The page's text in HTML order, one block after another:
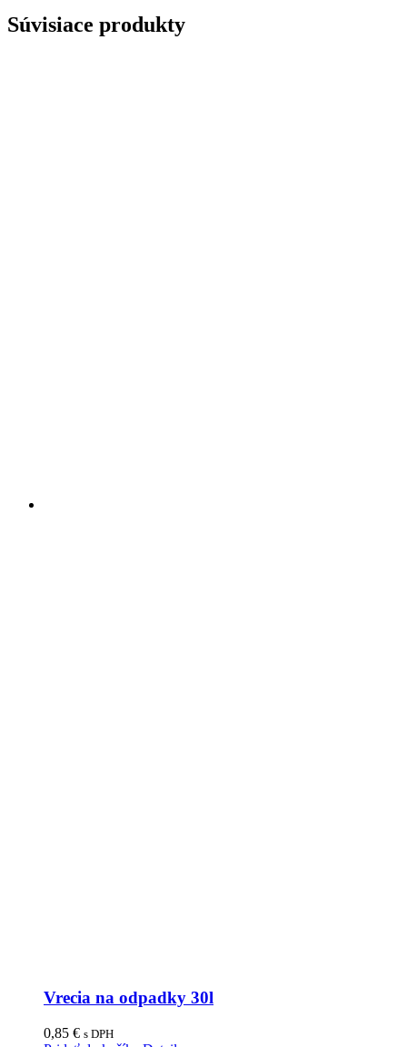
Súvisiace produkty
Vrecia na odpadky 30l
0,85 € s DPH